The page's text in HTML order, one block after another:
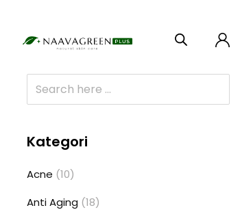
Kategori
Acne (10)
Anti Aging (18)